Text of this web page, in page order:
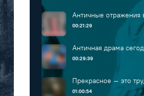
Древней Греции. Следы
найдутся в современном
литературе и даже кино, —
помогут вам увидеть и
Античные отражения
Амедео Модильяни и
Бранкузи
00:21:29
Античная драма
00:29:39
Прекрасное – это
01:00:54